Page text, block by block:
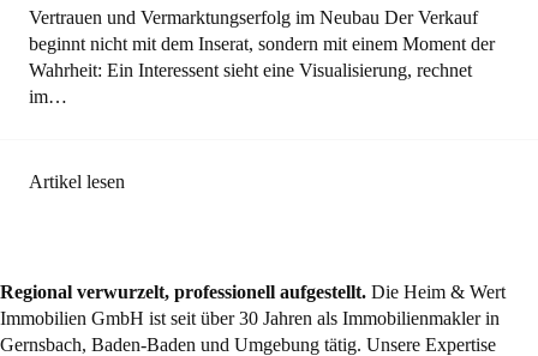
Vertrauen und Vermarktungserfolg im Neubau Der Verkauf
beginnt nicht mit dem Inserat, sondern mit einem Moment der
Wahrheit: Ein Interessent sieht eine Visualisierung, rechnet
im…
Artikel lesen
Regional verwurzelt, professionell aufgestellt. Die Heim & Wert
Immobilien GmbH ist seit über 30 Jahren als Immobilienmaklerin
Gernsbach, Baden-Baden und Umgebung tätig. Unsere Expertise